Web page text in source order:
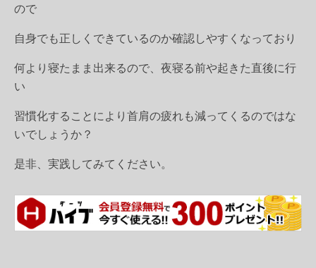
ので
自身でも正しくできているのか確認しやすくなっており
何より寝たまま出来るので、夜寝る前や起きた直後に行
い
習慣化することにより首肩の疲れも減ってくるのではな
いでしょうか？
是非、実践してみてください。